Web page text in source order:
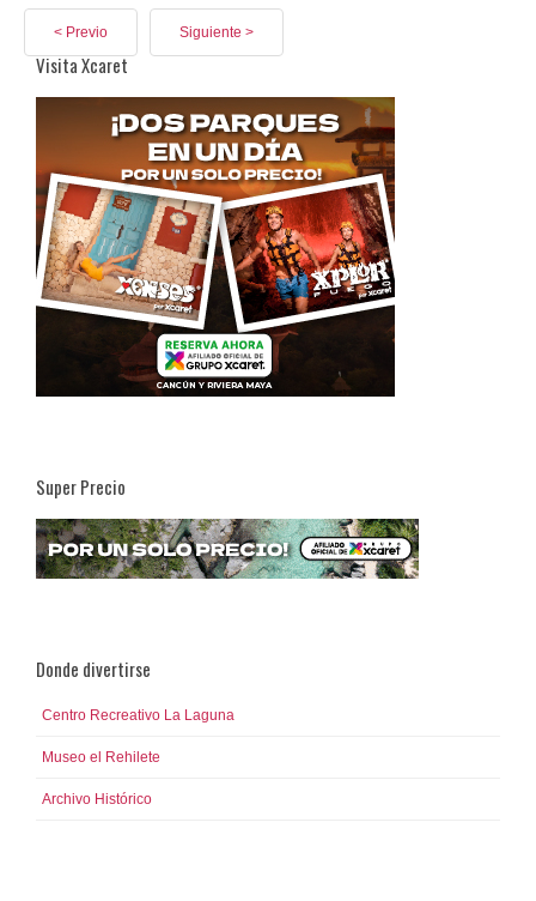
< Previo Siguiente >
Visita Xcaret
Super Precio
Donde divertirse
Centro Recreativo La Laguna
Museo el Rehilete
Archivo Histórico